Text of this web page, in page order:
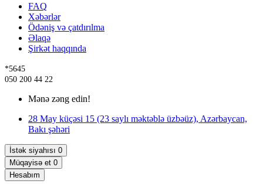
FAQ
Xəbərlər
Ödəniş və çatdırılma
Əlaqə
Şirkət haqqında
*5645
050 200 44 22
Mənə zəng edin!
28 May küçəsi 15 (23 saylı məktəblə üzbəüz), Azərbaycan,
Bakı şəhəri
İstək siyahısı 0
Müqayisə et 0
Hesabım